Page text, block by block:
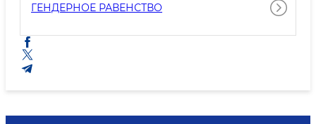
ГЕНДЕРНОЕ РАВЕНСТВО